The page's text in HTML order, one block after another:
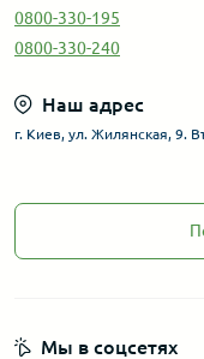
0800-330-195
0800-330-240
Наш адрес
г. Киев, ул. Жилянская, 9.
Мы в соцсетях